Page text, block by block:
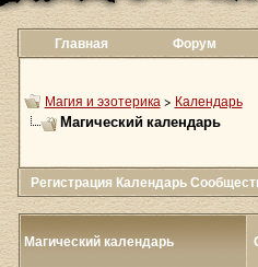
Главная Форум
Магия и эзотерика > Календарь
Магический календарь
Регистрация Календарь
Магический календарь